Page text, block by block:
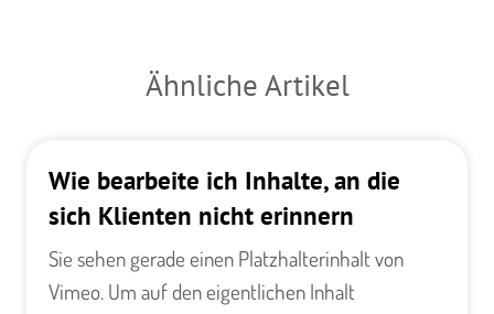
Ähnliche Artikel
Wie bearbeite ich Inhalte, an die
sich Klienten nicht erinnern
Sie sehen gerade einen Platzhalterinhalt von
Vimeo. Um auf den eigentlichen Inhalt